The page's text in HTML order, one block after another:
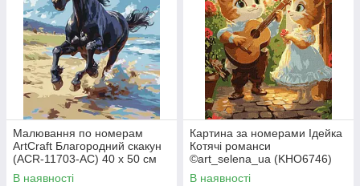
Малювання по номерам
ArtCraft Благородний скакун
(ACR-11703-AC) 40 х 50 см
В наявності
Картина за номерами Ідейка
Котячі романси
©art_selena_ua (KHO6746)
30 х 40 см
В наявності